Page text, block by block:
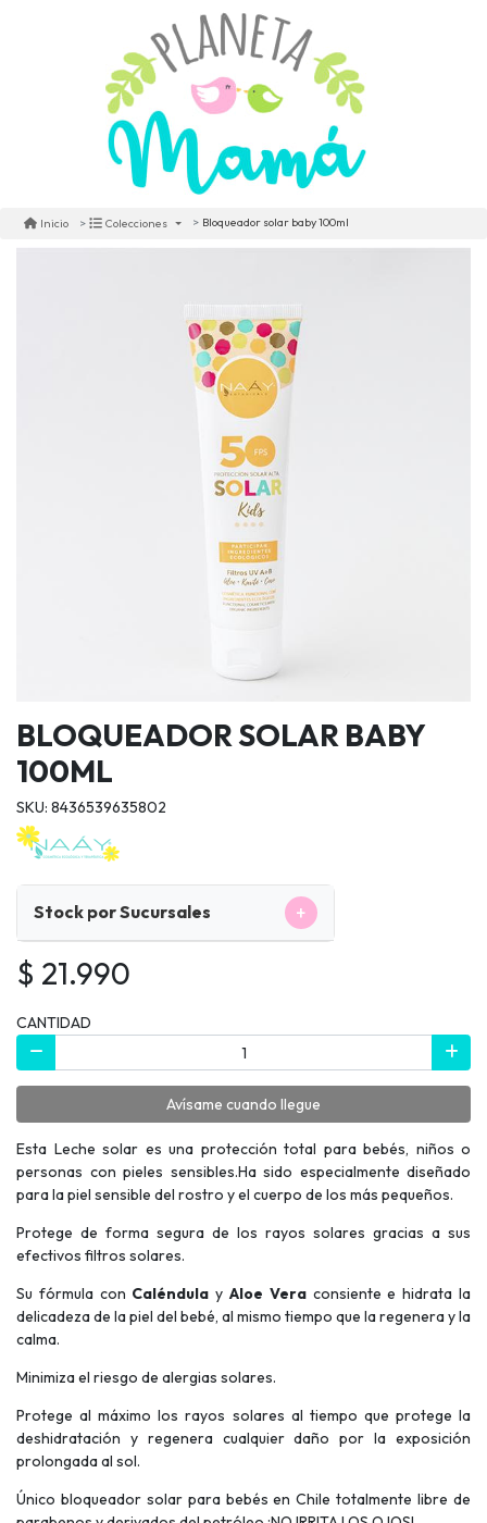
Inicio Colecciones Bloqueador solar baby 100ml
BLOQUEADOR SOLAR BABY
100ML
SKU: 8436539635802
Stock por Sucursales +
$ 21.990
CANTIDAD
Avísame cuando llegue
Esta Leche solar es una protección total para bebés, niños o
personas con pieles sensibles.Ha sido especialmente diseñado
para la piel sensible del rostro y el cuerpo de los más pequeños.
Protege de forma segura de los rayos solares gracias a sus
efectivos filtros solares.
Su fórmula con Caléndula yAloe Veraconsiente e hidrata la
delicadeza de la piel del bebé, al mismo tiempo que la regenera y la
calma.
Minimiza el riesgo de alergias solares.
Protege al máximo los rayos solares al tiempo que protege la
deshidratación y regenera cualquier daño por la exposición
prolongada al sol.
Único bloqueador solar para bebés en Chile totalmente libre de